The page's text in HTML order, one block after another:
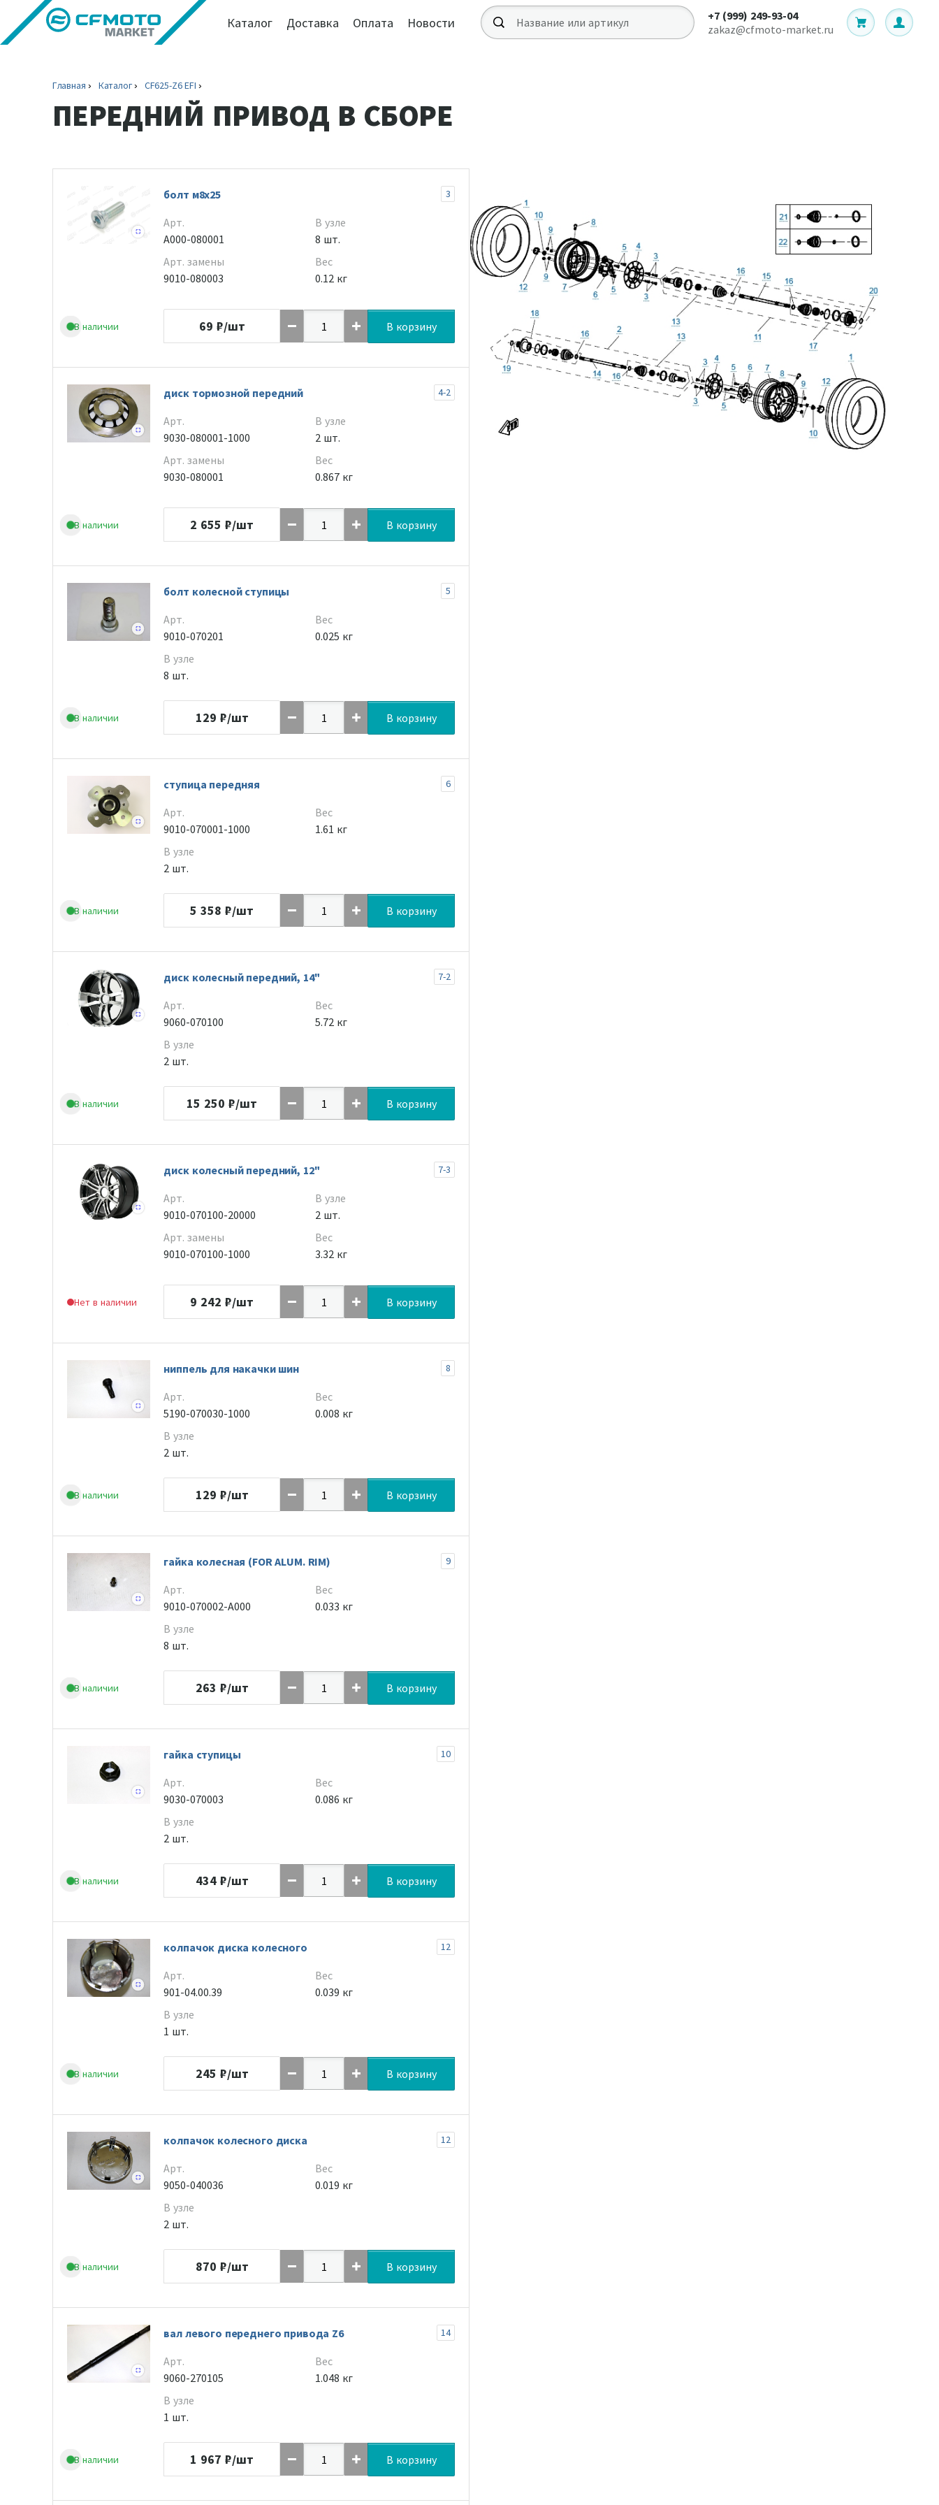
Каталог Доставка Оплата Новости
+7 (999) 249-93-04
zakaz@cfmoto-market.ru
Главная Каталог CF625-Z6 EFI
ПЕРЕДНИЙ ПРИВОД В СБОРЕ
В наличии
болт м8х25 3
Арт.
A000-080001
Арт. замены
9010-080003
В узле
8 шт.
Вес
0.12 кг
69 ₽/шт В корзину
В наличии
диск тормозной передний 4-2
Арт.
9030-080001-1000
Арт. замены
9030-080001
В узле
2 шт.
Вес
0.867 кг
2 655 ₽/шт В корзину
В наличии
болт колесной ступицы 5
Арт.
9010-070201
В узле
8 шт.
Вес
0.025 кг
129 ₽/шт В корзину
В наличии
ступица передняя 6
Арт.
9010-070001-1000
В узле
2 шт.
Вес
1.61 кг
5 358 ₽/шт В корзину
В наличии
диск колесный передний, 14" 7-2
Арт.
9060-070100
В узле
2 шт.
Вес
5.72 кг
15 250 ₽/шт В корзину
Нет в наличии
диск колесный передний, 12" 7-3
Арт.
9010-070100-20000
Арт. замены
9010-070100-1000
В узле
2 шт.
Вес
3.32 кг
9 242 ₽/шт В корзину
В наличии
ниппель для накачки шин 8
Арт.
5190-070030-1000
В узле
2 шт.
Вес
0.008 кг
129 ₽/шт В корзину
В наличии
гайка колесная (FOR ALUM. RIM) 9
Арт.
9010-070002-A000
В узле
8 шт.
Вес
0.033 кг
263 ₽/шт В корзину
В наличии
гайка ступицы 10
Арт.
9030-070003
В узле
2 шт.
Вес
0.086 кг
434 ₽/шт В корзину
В наличии
колпачок диска колесного 12
Арт.
901-04.00.39
В узле
1 шт.
Вес
0.039 кг
245 ₽/шт В корзину
В наличии
колпачок колесного диска 12
Арт.
9050-040036
В узле
2 шт.
Вес
0.019 кг
870 ₽/шт В корзину
В наличии
вал левого переднего привода Z6 14
Арт.
9060-270105
В узле
1 шт.
Вес
1.048 кг
1 967 ₽/шт В корзину